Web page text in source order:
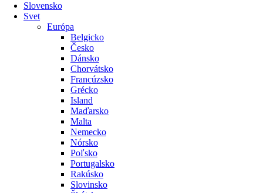
Slovensko
Svet
Európa
Belgicko
Česko
Dánsko
Chorvátsko
Francúzsko
Grécko
Island
Maďarsko
Malta
Nemecko
Nórsko
Poľsko
Portugalsko
Rakúsko
Slovinsko